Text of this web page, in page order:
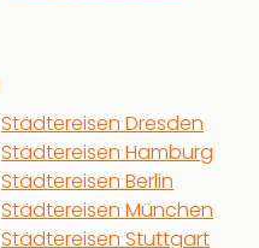
Städtereisen Dresden
Städtereisen Hamburg
Städtereisen Berlin
Städtereisen München
Städtereisen Stuttgart